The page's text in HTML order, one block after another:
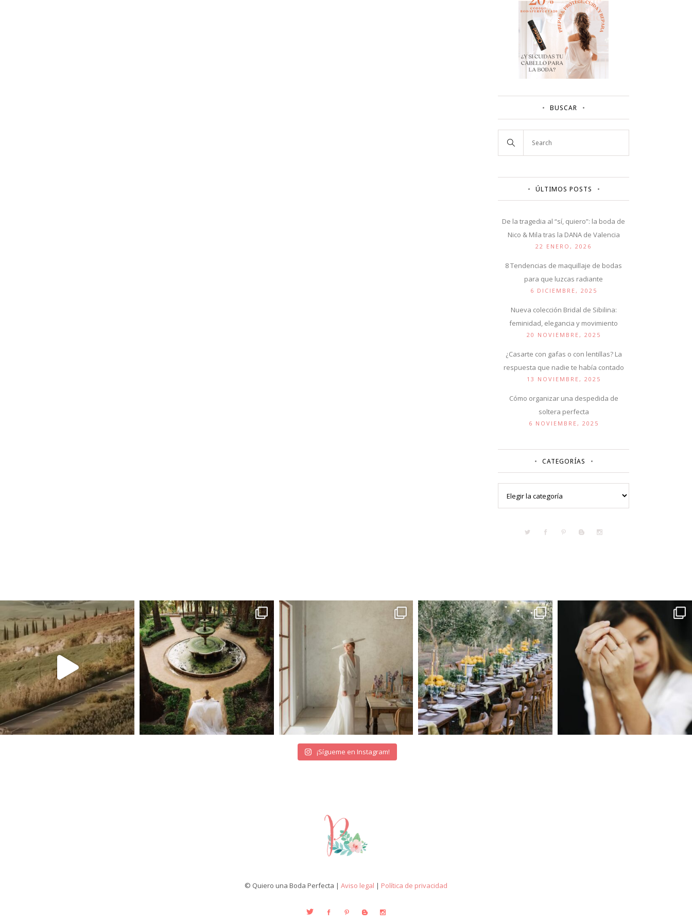
BUSCAR
ÚLTIMOS POSTS
De la tragedia al “sí, quiero”: la boda de
Nico & Mila tras la DANA de Valencia
22 ENERO, 2026
8 Tendencias de maquillaje de bodas
para que luzcas radiante
6 DICIEMBRE, 2025
Nueva colección Bridal de Sibilina:
feminidad, elegancia y movimiento
20 NOVIEMBRE, 2025
¿Casarte con gafas o con lentillas? La
respuesta que nadie te había contado
13 NOVIEMBRE, 2025
Cómo organizar una despedida de
soltera perfecta
6 NOVIEMBRE, 2025
CATEGORÍAS
¡Sígueme en Instagram!
© Quiero una Boda Perfecta | Aviso legal | Política de privacidad